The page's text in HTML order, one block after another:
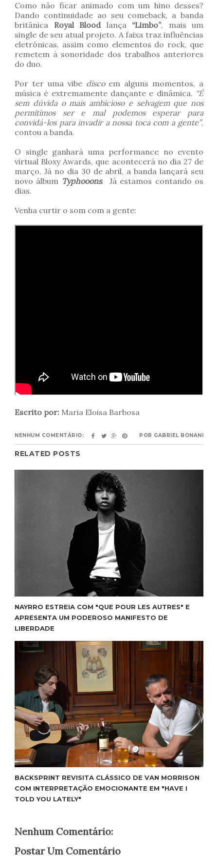
Como não ficar animado com um hino desses?
Dando continuidade ao seu comeback, a banda
britânica Royal Bloodlança “Limbo”, mais um
single de seu atual projeto. A faixa traz influências
eletrônicas, assim como elementos do rock, que
remetem à sonoridade dos trabalhos anteriores
do duo.
Por ter uma vibe disco em alguns momentos, a
música é extremamente dançante e dinâmica. “É
sem dúvida o mais ambicioso e selvagem que nos
permitimos ser e mal podemos esperar para
convidá-los para invadir a nossa toca com a gente”,
contou a banda.
O single ganhará uma performance no evento
virtual Bloxy Awards, que acontecerá no dia 27 de
março. Já no dia 30 de abril, a banda lançará seu
novo álbum Typhooons.
Já estamos contando os
dias.
Venha curtir o som com a gente:
Escrito por: Maria Eloisa Barbosa
NENHUM COMENTÁRIO: POR GABRIEL BONANI
RELATED POSTS
NAYRRO ESTREIA COM "QUE POUR LES AUTRES" E
APRESENTA UM PODEROSO MANIFESTO DE
LIBERDADE
BACKSPRINT REVISITA CLÁSSICO DE VAN MORRISON
COM INTERPRETAÇÃO EMOCIONANTE EM "HAVE I
TOLD YOU LATELY"
Nenhum Comentário:
Postar Um Comentário